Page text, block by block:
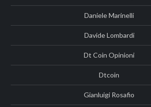
Daniele Marinelli
Davide Lombardi
Dt Coin Opinioni
Dtcoin
Gianluigi Rosafio